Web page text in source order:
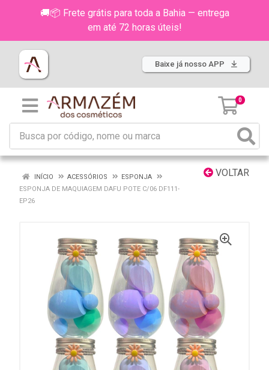
🚚📦 Frete grátis para toda a Bahia — entrega
em até 72 horas úteis!
Baixe já nosso APP
0
VOLTAR
INÍCIO ACESSÓRIOS
ESPONJA
ESPONJA DE MAQUIAGEM DAFU POTE C/06 DF111-
EP26